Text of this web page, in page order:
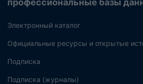
профессиональные базы
Электронный каталог
Официальные ресурсы и открытые
Подписка
Подписка (журналы)